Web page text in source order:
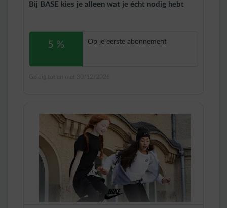
Bij BASE kies je alleen wat je écht nodig hebt
5 % Op je eerste abonnement